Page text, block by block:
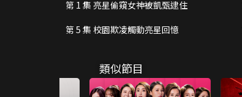
第 1 集 亮星偷窺女神被凱甄逮住
第 5 集 校園欺凌觸動亮星回憶
類似節目